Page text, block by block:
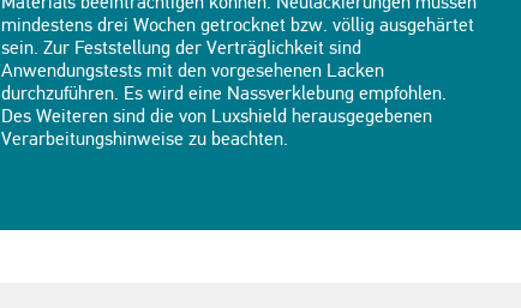
mindestens drei Wochen getrocknet bzw. völlig ausgehärtet
sein. Zur Feststellung der Verträglichkeit sind
Anwendungstests mit den vorgesehenen Lacken
durchzuführen. Es wird eine Nassverklebung empfohlen.
Des Weiteren sind die von Luxshield herausgegebenen
Verarbeitungshinweise zu beachten.